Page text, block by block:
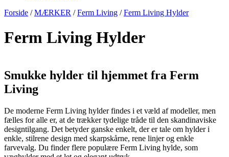
Forside /MÆRKER /Ferm Living /Ferm Living Hylder
Ferm Living Hylder
Smukke hylder til hjemmet fra Ferm
Living
De moderne Ferm Living hylder findes i et væld af modeller, men
fælles for alle er, at de trækker tydelige tråde til den skandinaviske
designtilgang. Det betyder ganske enkelt, der er tale om hylder i
enkle, stilrene design med skarpskårne, rene linjer og enkle
farvevalg. Du finder flere populære Ferm Living hylde, som